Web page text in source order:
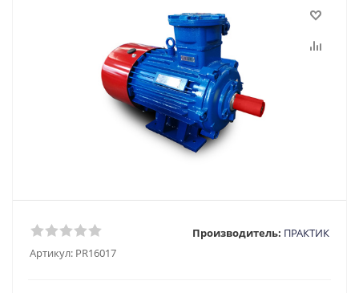
Артикул: PR16017
Производитель: ПРАКТИК